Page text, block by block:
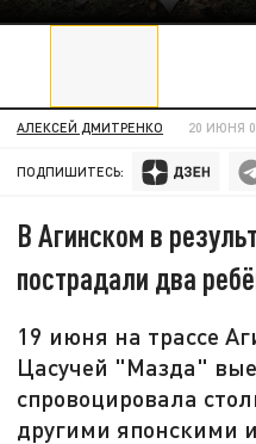
АЛЕКСЕЙ ДМИТРЕНКО 20 ИЮНЯ
ПОДПИШИТЕСЬ:
В Агинском в
пострадали два
19 июня на трассе
Цасучей "Мазда"
спровоцировала
другими японскими